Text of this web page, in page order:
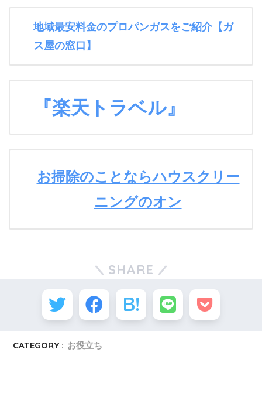
地域最安料金のプロパンガスをご紹介【ガ
ス屋の窓口】
『楽天トラベル』
お掃除のことならハウスクリー
ニングのオン
SHARE
CATEGORY : お役立ち